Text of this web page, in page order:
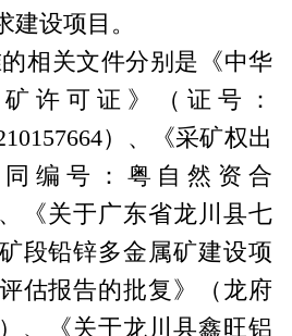
建设项目。
相关文件分别是《中华
许可证》（证号：
）、《采矿权出
编号：粤自然资合
《关于广东省龙川县七
段铅锌多金属矿建设项
估报告的批复》（龙府
、《关于龙川县鑫旺铝